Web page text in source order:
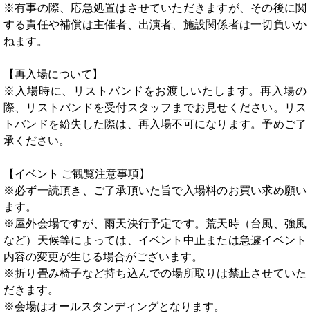
※有事の際、応急処置はさせていただきますが、その後に関
する責任や補償は主催者、出演者、施設関係者は一切負いか
ねます。
【再入場について】
※入場時に、リストバンドをお渡しいたします。再入場の
際、リストバンドを受付スタッフまでお見せください。リス
トバンドを紛失した際は、再入場不可になります。予めご了
承ください。
【イベント ご観覧注意事項】
※必ず一読頂き、ご了承頂いた旨で入場料のお買い求め願い
ます。
※屋外会場ですが、雨天決行予定です。荒天時（台風、強風
など）天候等によっては、イベント中止または急遽イベント
内容の変更が生じる場合がございます。
※折り畳み椅子など持ち込んでの場所取りは禁止させていた
だきます。
※会場はオールスタンディングとなります。